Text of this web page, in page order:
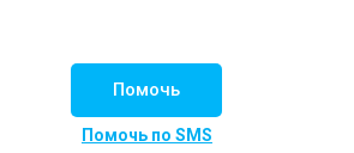
Помочь
Помочь по SMS